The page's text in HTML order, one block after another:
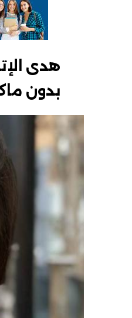
هدى
بدون